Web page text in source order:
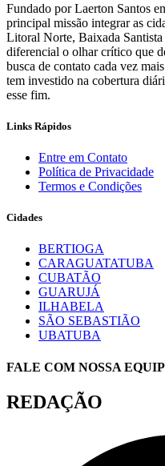
Fundado por Laerton Santos
principal missão integrar as
Litoral Norte, Baixada
diferencial o olhar crítico que
busca de contato cada vez
tem investido na cobertura
esse fim.
Links Rápidos
Entre em Contato
Política de Privacidade
Termos e Condições
Cidades
BERTIOGA
CARAGUATATUBA
CUBATÃO
GUARUJÁ
ILHABELA
SÃO SEBASTIÃO
UBATUBA
FALE COM NOSSA
REDAÇÃO